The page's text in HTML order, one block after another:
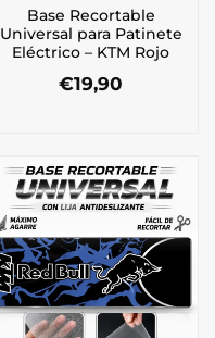
Base Recortable
Universal para Patinete
Eléctrico – KTM Rojo
€19,90